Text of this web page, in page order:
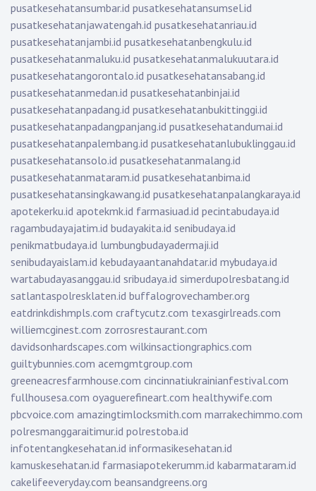
pusatkesehatansumbar.id pusatkesehatansumsel.id
pusatkesehatanjawatengah.id pusatkesehatanriau.id
pusatkesehatanjambi.id pusatkesehatanbengkulu.id
pusatkesehatanmaluku.id pusatkesehatanmalukuutara.id
pusatkesehatangorontalo.id pusatkesehatansabang.id
pusatkesehatanmedan.id pusatkesehatanbinjai.id
pusatkesehatanpadang.id pusatkesehatanbukittinggi.id
pusatkesehatanpadangpanjang.id pusatkesehatandumai.id
pusatkesehatanpalembang.id pusatkesehatanlubuklinggau.id
pusatkesehatansolo.id pusatkesehatanmalang.id
pusatkesehatanmataram.id pusatkesehatanbima.id
pusatkesehatansingkawang.id pusatkesehatanpalangkaraya.id
apotekerku.id apotekmk.id farmasiuad.id pecintabudaya.id
ragambudayajatim.id budayakita.id senibudaya.id
penikmatbudaya.id lumbungbudayadermaji.id
senibudayaislam.id kebudayaantanahdatar.id mybudaya.id
wartabudayasanggau.id sribudaya.id simerdupolresbatang.id
satlantaspolresklaten.id buffalogrovechamber.org
eatdrinkdishmpls.com craftycutz.com texasgirlreads.com
williemcginest.com zorrosrestaurant.com
davidsonhardscapes.com wilkinsactiongraphics.com
guiltybunnies.com acemgmtgroup.com
greeneacresfarmhouse.com cincinnatiukrainianfestival.com
fullhousesa.com oyaguerefineart.com healthywife.com
pbcvoice.com amazingtimlocksmith.com marrakechimmo.com
polresmanggaraitimur.id polrestoba.id
infotentangkesehatan.id informasikesehatan.id
kamuskesehatan.id farmasiapotekerumm.id kabarmataram.id
cakelifeeveryday.com beansandgreens.org